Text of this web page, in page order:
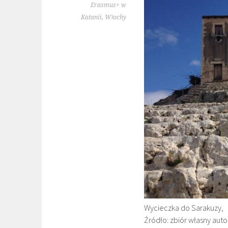
Erasmus+ w
Katanii, Włochy
Wycieczka do Sarakuzy,
Źródło: zbiór własny